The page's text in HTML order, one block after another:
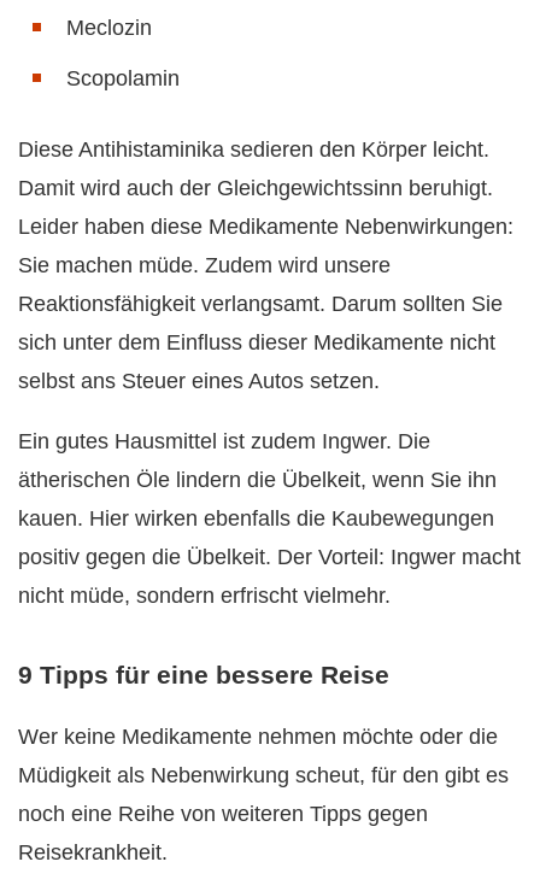
Meclozin
Scopolamin
Diese Antihistaminika sedieren den Körper leicht.
Damit wird auch der Gleichgewichtssinn beruhigt.
Leider haben diese Medikamente Nebenwirkungen:
Sie machen müde. Zudem wird unsere
Reaktionsfähigkeit verlangsamt. Darum sollten Sie
sich unter dem Einfluss dieser Medikamente nicht
selbst ans Steuer eines Autos setzen.
Ein gutes Hausmittel ist zudem Ingwer. Die
ätherischen Öle lindern die Übelkeit, wenn Sie ihn
kauen. Hier wirken ebenfalls die Kaubewegungen
positiv gegen die Übelkeit. Der Vorteil: Ingwer macht
nicht müde, sondern erfrischt vielmehr.
9 Tipps für eine bessere Reise
Wer keine Medikamente nehmen möchte oder die
Müdigkeit als Nebenwirkung scheut, für den gibt es
noch eine Reihe von weiteren Tipps gegen
Reisekrankheit.